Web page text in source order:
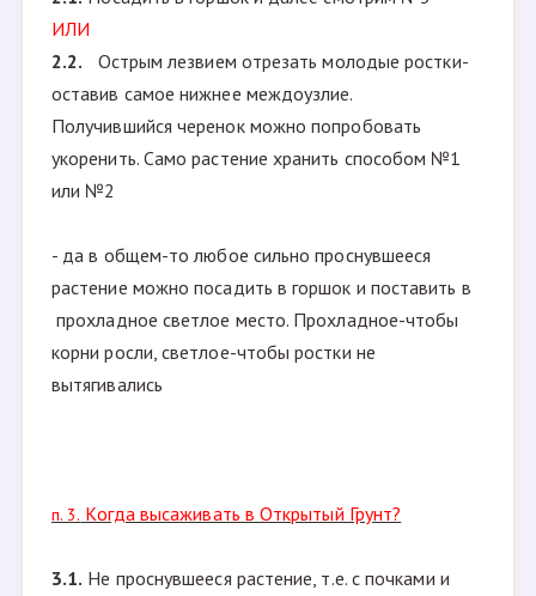
ИЛИ
2.2. Острым лезвием отрезать молодые ростки-
оставив самое нижнее междоузлие.
Получившийся черенок можно попробовать
укоренить. Само растение хранить способом №1
или №2
- да в общем-то любое сильно проснувшееся
растение можно посадить в горшок и поставить в
прохладное светлое место. Прохладное-чтобы
корни росли, светлое-чтобы ростки не
вытягивались
п. 3. Когда высаживать в Открытый Грунт?
3.1. Не проснувшееся растение, т.е. с почками и